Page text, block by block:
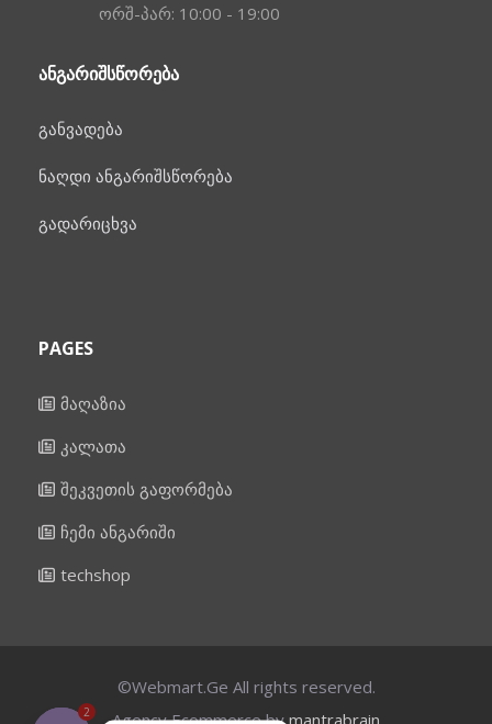
ორშ-პარ: 10:00 - 19:00
ᲐᲜᲒᲐᲠᲘᲨᲡᲬᲝᲠᲔᲑᲐ
განვადება
ნაღდი ანგარიშსწორება
გადარიცხვა
PAGES
მაღაზია
კალათა
შეკვეთის გაფორმება
ჩემი ანგარიში
techshop
©Webmart.Ge All rights reserved.
Agency Ecommerce bymantrabrain
2